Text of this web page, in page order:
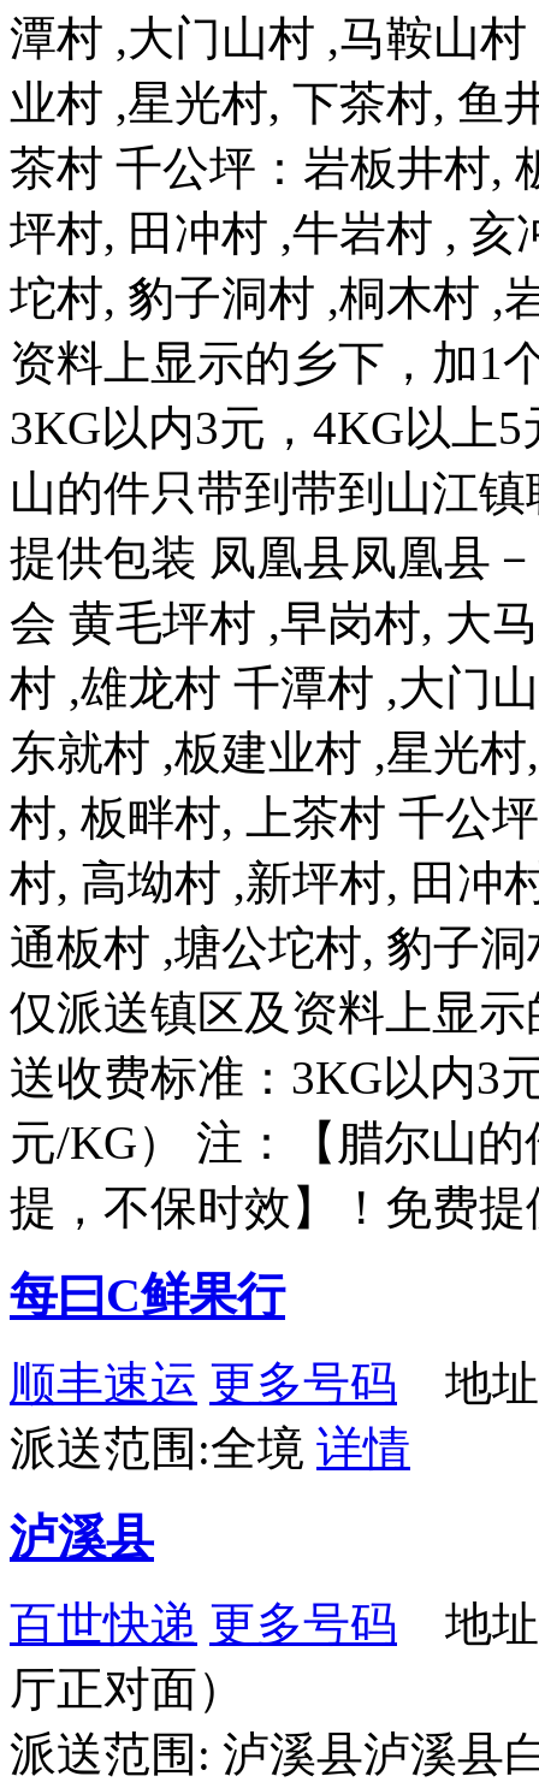
潭村 ,大门山村 ,马鞍山
业村 ,星光村, 下茶村, 鱼
茶村 千公坪：岩板井村,
坪村, 田冲村 ,牛岩村 , 亥
坨村, 豹子洞村 ,桐木村 ,
资料上显示的乡下，加1
3KG以内3元，4KG以上
山的件只带到带到山江
提供包装 凤凰县凤凰县
会 黄毛坪村 ,早岗村, 大
村 ,雄龙村 千潭村 ,大门
东就村 ,板建业村 ,星光
村, 板畔村, 上茶村 千公
村, 高坳村 ,新坪村, 田冲
通板村 ,塘公坨村, 豹子
仅派送镇区及资料上显
送收费标准：3KG以内3
元/KG） 注：【腊尔山
提，不保时效】！免费
每曰C鲜果行
顺丰速运 更多号码 地址
派送范围:全境 详情
泸溪县
百世快递 更多号码 地址
厅正对面）
派送范围: 泸溪县泸溪县